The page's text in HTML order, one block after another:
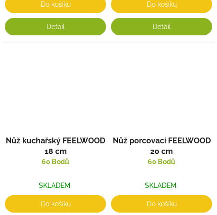
Do košíku
Detail
Do košíku
Detail
Nůž kuchařský FEELWOOD
18 cm
60 Bodů
SKLADEM
Do košíku
Nůž porcovací FEELWOOD
20 cm
60 Bodů
SKLADEM
Do košíku